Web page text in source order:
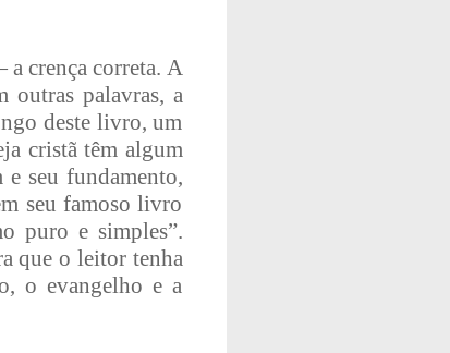
crença correta. A
outras palavras, a
deste livro, um
cristã têm algum
seu fundamento,
seu famoso livro
puro e simples”.
que o leitor tenha
o evangelho e a